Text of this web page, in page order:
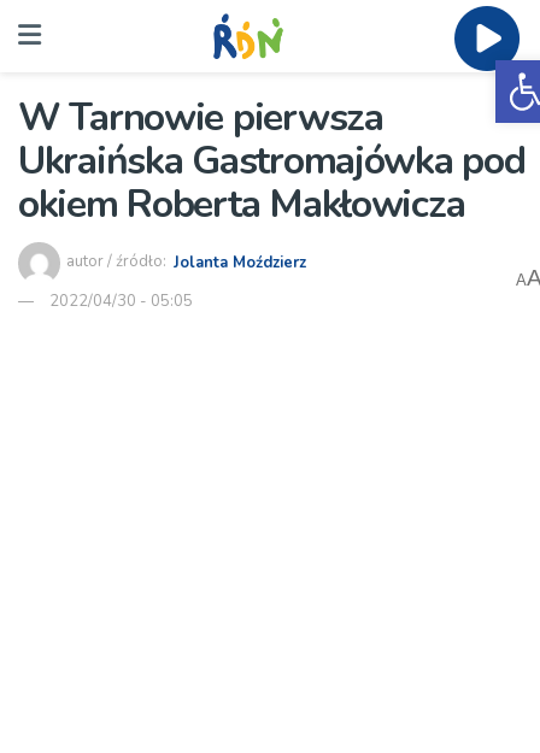
W Tarnowie pierwsza
Ukraińska Gastromajówka pod
okiem Roberta Makłowicza
autor / źródło: Jolanta Moździerz
2022/04/30 - 05:05
A